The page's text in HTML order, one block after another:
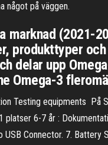
något på väggen.
marknad (2021-
produkttyper
delar upp
Omega-3
Testing equipments På
6-7 år :
Connector. 7. Battery